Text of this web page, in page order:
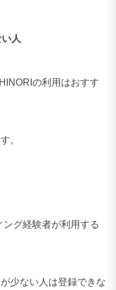
人
の利用はおすす
。
グ経験者が利用する
少ない人は登録できな